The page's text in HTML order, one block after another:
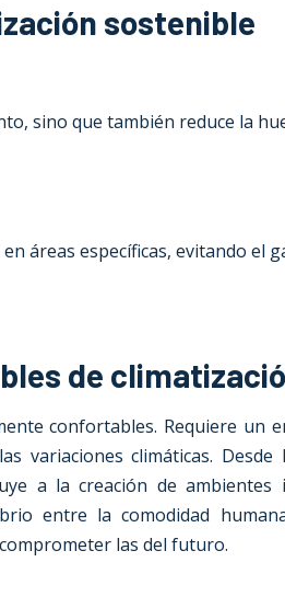
sostenible
sino que también reduce la
áreas específicas, evitando el
de
confortables. Requiere un
variaciones climáticas.
a la creación de
entre la comodidad
las del futuro.